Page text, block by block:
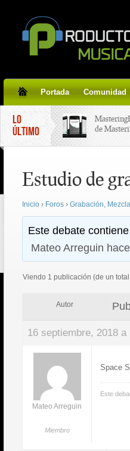
Portada Comunidad
LO
ÚLTIMO
de
line gratis!
Korg
pedal de
Tutorial
Estudio de
Inicio › Foros › Grabación,
Este debate
Mateo Arreguin
Viendo 1 publicación (de un
Autor
16 septiembre, 2018 a
Mateo Arreguin
Miembro
Space
Este